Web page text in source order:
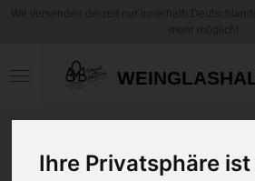
Ihre Privatsphäre /